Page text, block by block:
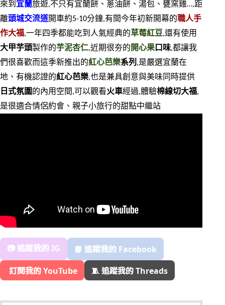
來到 宜蘭旅遊,不只有宜蘭餅、蔥油餅、湯包、甕窯雞…,距
離頭城交流道開車約5-10分鐘,有間今年初新開幕的職人手
作大福,一年四季都能吃到人氣經典的草莓紅豆,還有使用
大甲芋頭製作的芋泥杏仁,近期很夯的 開心果口味,都讓我
們很喜歡而這季新推出的紅心芭樂系列 ,是嚴選宜蘭在
地、有機認證的紅心芭樂,也是兼具創意與美味同時提供
日式氛圍 的內用空間,可以觀看火車經過,體驗棉線切大福,
是很適合情侶約會、親子小旅行的甜點中繼站
📷 追蹤我的 IG
📘 追蹤我的 Facebook
️ 訂閱我的 YouTube
🧵 追蹤我的 Threads